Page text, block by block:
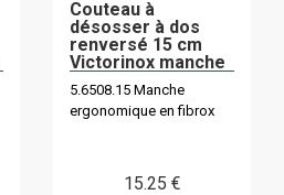
Couteau à
désosser à dos
renversé 15 cm
Victorinox manche
jaune
5.6508.15 Manche
ergonomique en fibrox
15.25 €